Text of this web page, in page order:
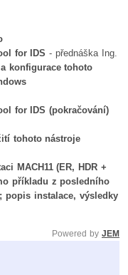
for IDS - přednáška Ing.
konfigurace tohoto
for IDS (pokračování)
tohoto nástroje
MACH11 (ER, HDR +
příkladu z posledního
popis instalace, výsledky
Powered by JEM